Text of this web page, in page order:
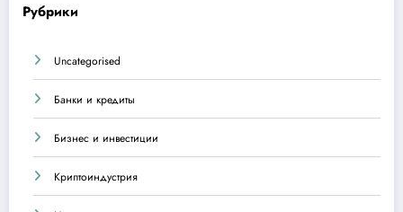
Рубрики
Uncategorised
Банки и кредиты
Бизнес и инвестиции
Криптоиндустрия